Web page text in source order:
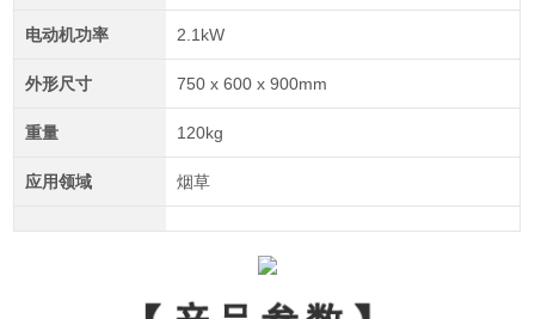
电动机功率 2.1kW
外形尺寸 750 x 600 x 900mm
重量 120kg
应用领域 烟草